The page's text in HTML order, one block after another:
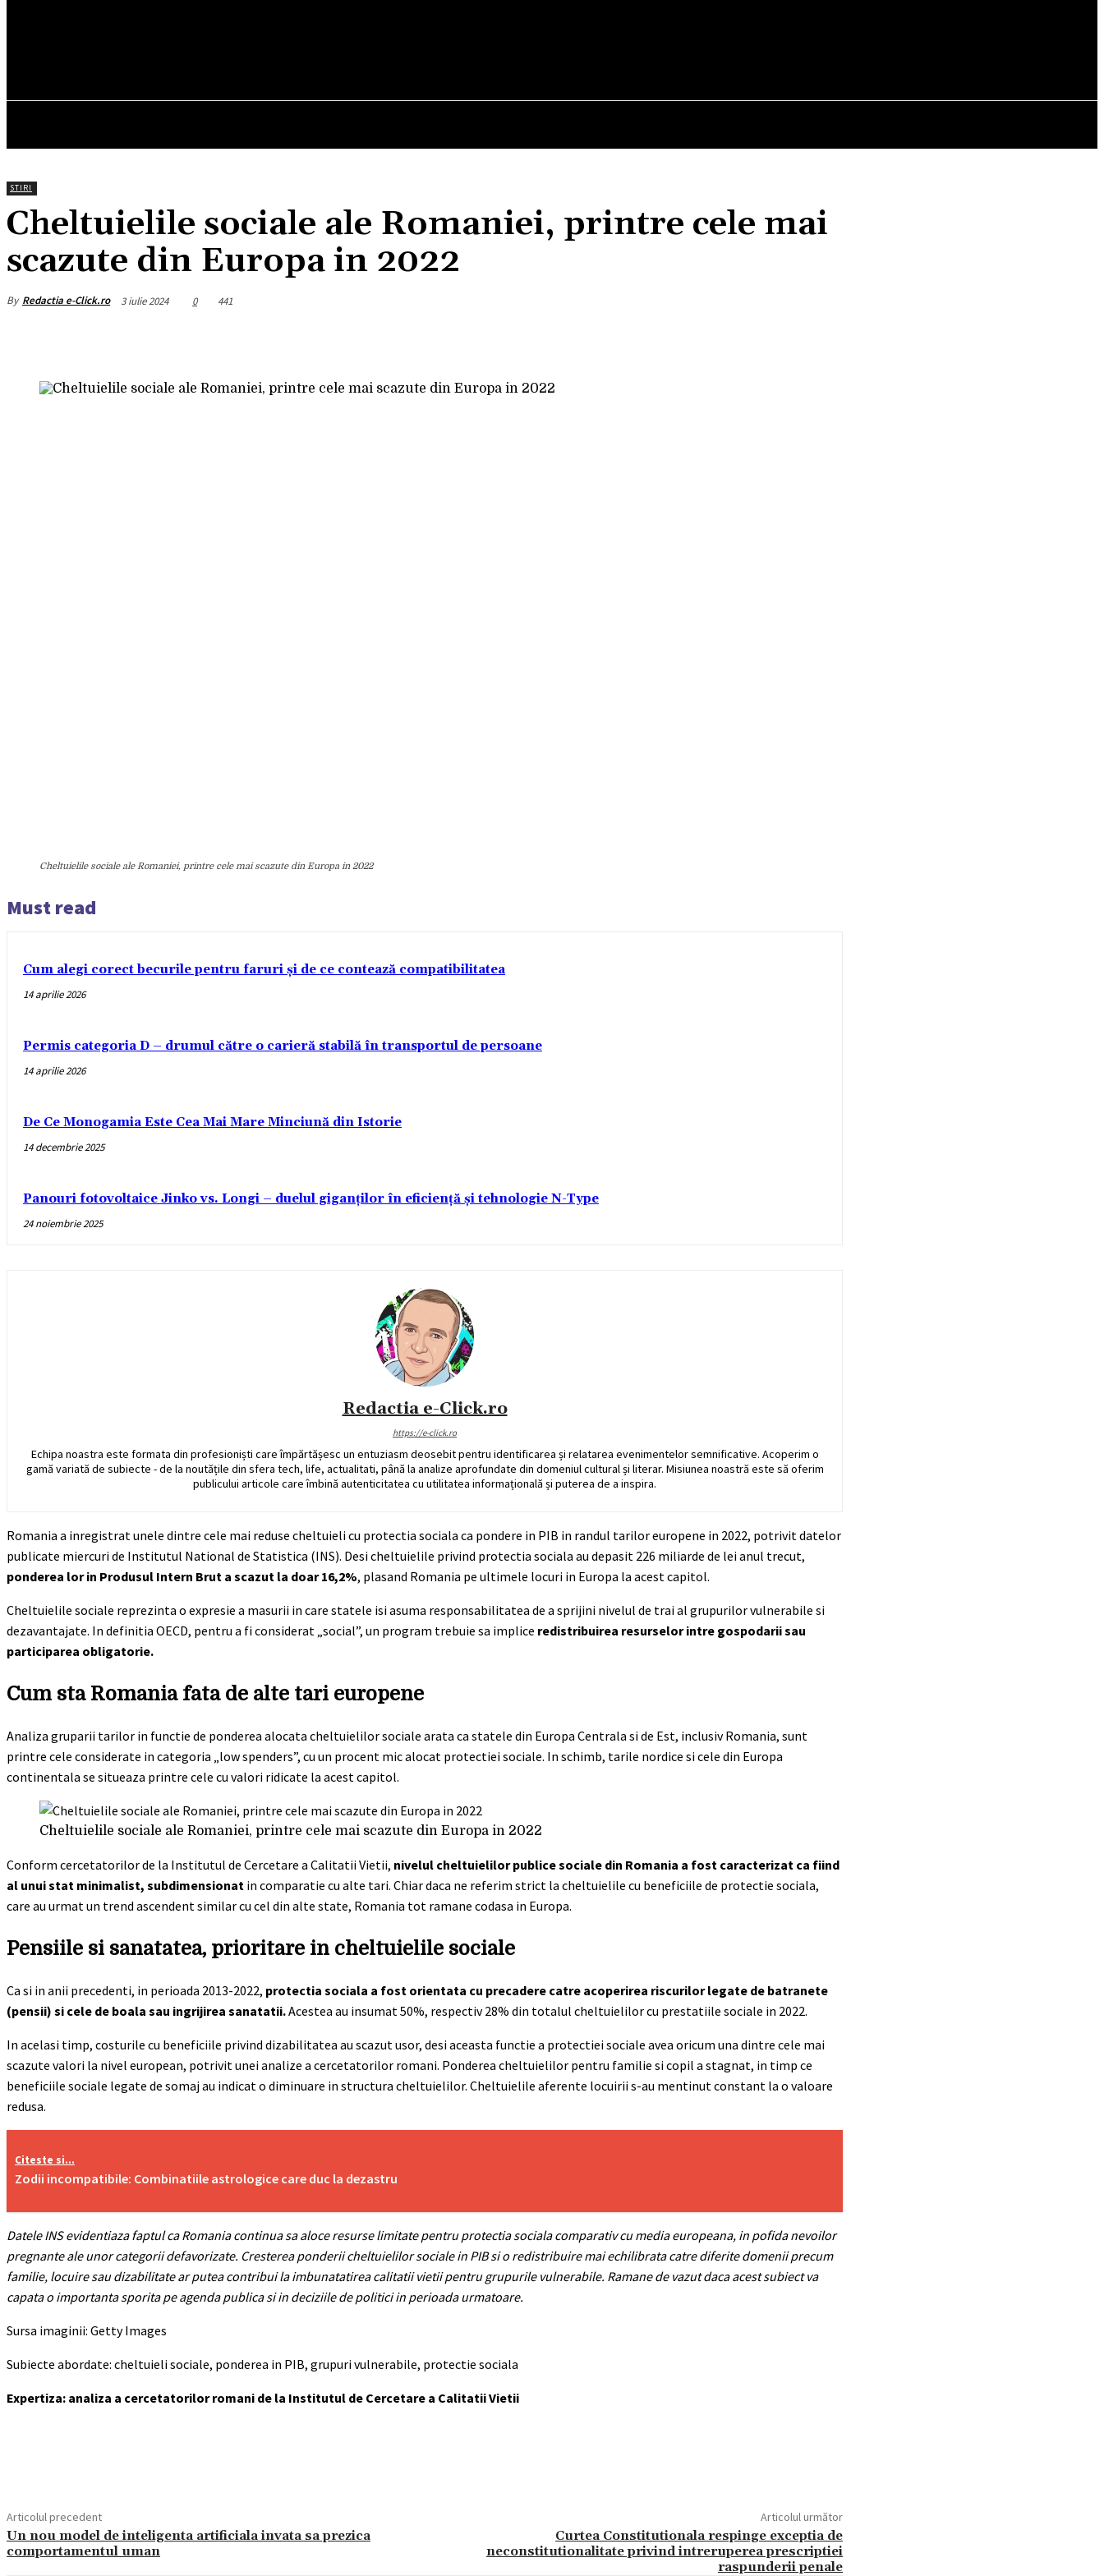
STIRI
Cheltuielile sociale ale Romaniei, printre cele mai
scazute din Europa in 2022
By Redactia e-Click.ro 3 iulie 2024 0 441
Cheltuielile sociale ale Romaniei, printre cele mai scazute din Europa in 2022
Must read
Cum alegi corect becurile pentru faruri și de ce contează compatibilitatea
14 aprilie 2026
Permis categoria D – drumul către o carieră stabilă în transportul de persoane
14 aprilie 2026
De Ce Monogamia Este Cea Mai Mare Minciună din Istorie
14 decembrie 2025
Panouri fotovoltaice Jinko vs. Longi – duelul giganților în eficiență și tehnologie N-Type
24 noiembrie 2025
Redactia e-Click.ro
https://e-click.ro
Echipa noastra este formata din profesioniști care împărtășesc un entuziasm deosebit pentru identificarea și relatarea evenimentelor semnificative. Acoperim o
gamă variată de subiecte - de la noutățile din sfera tech, life, actualitati, până la analize aprofundate din domeniul cultural și literar. Misiunea noastră este să oferim
publicului articole care îmbină autenticitatea cu utilitatea informațională și puterea de a inspira.
Romania a inregistrat unele dintre cele mai reduse cheltuieli cu protectia sociala ca pondere in PIB in randul tarilor europene in 2022, potrivit datelor
publicate miercuri de Institutul National de Statistica (INS). Desi cheltuielile privind protectia sociala au depasit 226 miliarde de lei anul trecut,
ponderea lor in Produsul Intern Brut a scazut la doar 16,2%, plasand Romania pe ultimele locuri in Europa la acest capitol.
Cheltuielile sociale reprezinta o expresie a masurii in care statele isi asuma responsabilitatea de a sprijini nivelul de trai al grupurilor vulnerabile si
dezavantajate. In definitia OECD, pentru a fi considerat „social”, un program trebuie sa implice redistribuirea resurselor intre gospodarii sau
participarea obligatorie.
Cum sta Romania fata de alte tari europene
Analiza gruparii tarilor in functie de ponderea alocata cheltuielilor sociale arata ca statele din Europa Centrala si de Est, inclusiv Romania, sunt
printre cele considerate in categoria „low spenders”, cu un procent mic alocat protectiei sociale. In schimb, tarile nordice si cele din Europa
continentala se situeaza printre cele cu valori ridicate la acest capitol.
Cheltuielile sociale ale Romaniei, printre cele mai scazute din Europa in 2022
Conform cercetatorilor de la Institutul de Cercetare a Calitatii Vietii, nivelul cheltuielilor publice sociale din Romania a fost caracterizat ca fiind
al unui stat minimalist, subdimensionat in comparatie cu alte tari. Chiar daca ne referim strict la cheltuielile cu beneficiile de protectie sociala,
care au urmat un trend ascendent similar cu cel din alte state, Romania tot ramane codasa in Europa.
Pensiile si sanatatea, prioritare in cheltuielile sociale
Ca si in anii precedenti, in perioada 2013-2022, protectia sociala a fost orientata cu precadere catre acoperirea riscurilor legate de batranete
(pensii) si cele de boala sau ingrijirea sanatatii.Acestea au insumat 50%, respectiv 28% din totalul cheltuielilor cu prestatiile sociale in 2022.
In acelasi timp, costurile cu beneficiile privind dizabilitatea au scazut usor, desi aceasta functie a protectiei sociale avea oricum una dintre cele mai
scazute valori la nivel european, potrivit unei analize a cercetatorilor romani. Ponderea cheltuielilor pentru familie si copil a stagnat, in timp ce
beneficiile sociale legate de somaj au indicat o diminuare in structura cheltuielilor. Cheltuielile aferente locuirii s-au mentinut constant la o valoare
redusa.
Citeste si...
Zodii incompatibile: Combinatiile astrologice care duc la dezastru
Datele INS evidentiaza faptul ca Romania continua sa aloce resurse limitate pentru protectia sociala comparativ cu media europeana, in pofida nevoilor
pregnante ale unor categorii defavorizate. Cresterea ponderii cheltuielilor sociale in PIB si o redistribuire mai echilibrata catre diferite domenii precum
familie, locuire sau dizabilitate ar putea contribui la imbunatatirea calitatii vietii pentru grupurile vulnerabile. Ramane de vazut daca acest subiect va
capata o importanta sporita pe agenda publica si in deciziile de politici in perioada urmatoare.
Sursa imaginii: Getty Images
Subiecte abordate: cheltuieli sociale, ponderea in PIB, grupuri vulnerabile, protectie sociala
Expertiza: analiza a cercetatorilor romani de la Institutul de Cercetare a Calitatii Vietii
Articolul precedent
Un nou model de inteligenta artificiala invata sa prezica
comportamentul uman
Articolul următor
Curtea Constitutionala respinge exceptia de
neconstitutionalitate privind intreruperea prescriptiei
raspunderii penale